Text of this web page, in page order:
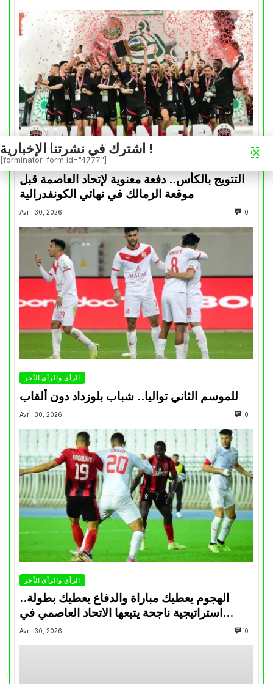
كأس الكونفدرالية
التتويج بالكأس.. دفعة معنوية لإتحاد العاصمة قبل
موقعة الزمالك في نهائي الكونفدرالية
Avril 30, 2026 0
الرأي والرأي الأخر
للموسم الثاني تواليا.. شباب بلوزداد دون ألقاب
Avril 30, 2026 0
الرأي والرأي الأخر
الهجوم يعطيك مباراة والدفاع يعطيك بطولة..
استراتيجية ناجحة يتبعها الاتحاد العاصمي في
تتويجاته آخر السنوات
Avril 30, 2026 0
اشترك في نشرتنا الإخبارية !
[forminator_form id="4777"]